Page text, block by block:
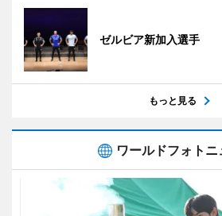
ゼルビア新加入選手
もっと見る
ワールドフォトニ